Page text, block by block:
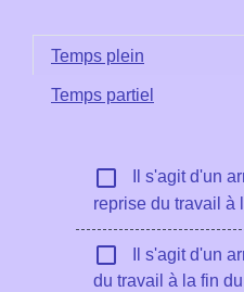
Temps plein
Temps partiel
check_box_outline_blank
Il s'agit d'un
reprise du travail à
check_box_outline_blank
Il s'agit d'un
du travail à la fin